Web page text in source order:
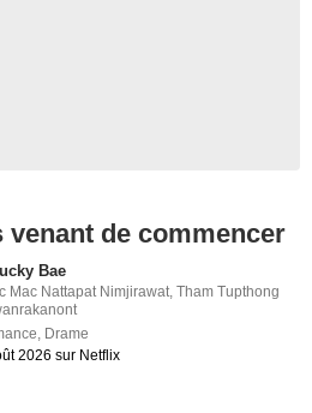
venant de commencer
Bae
Mac Nattapat Nimjirawat,Tham Tupthong
, Drame
2026 sur Netflix